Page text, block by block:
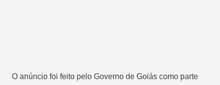
O anúncio foi feito pelo Governo de Goiás como parte